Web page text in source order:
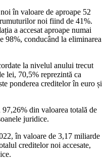
în valoare de aproape 52
noi fiind de 41%.
a accesat aproape numai
98%, conducând la eliminarea
la nivelul anului trecut
lei, 70,5% reprezintă ca
ponderea creditelor în euro și
din valoarea totală de
juridice.
în valoare de 3,17 miliarde
creditelor noi accesate,